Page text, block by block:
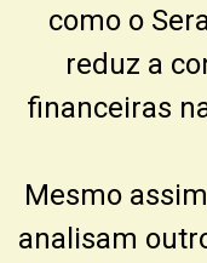
como o
reduz a
financeiras
Mesmo
analisam